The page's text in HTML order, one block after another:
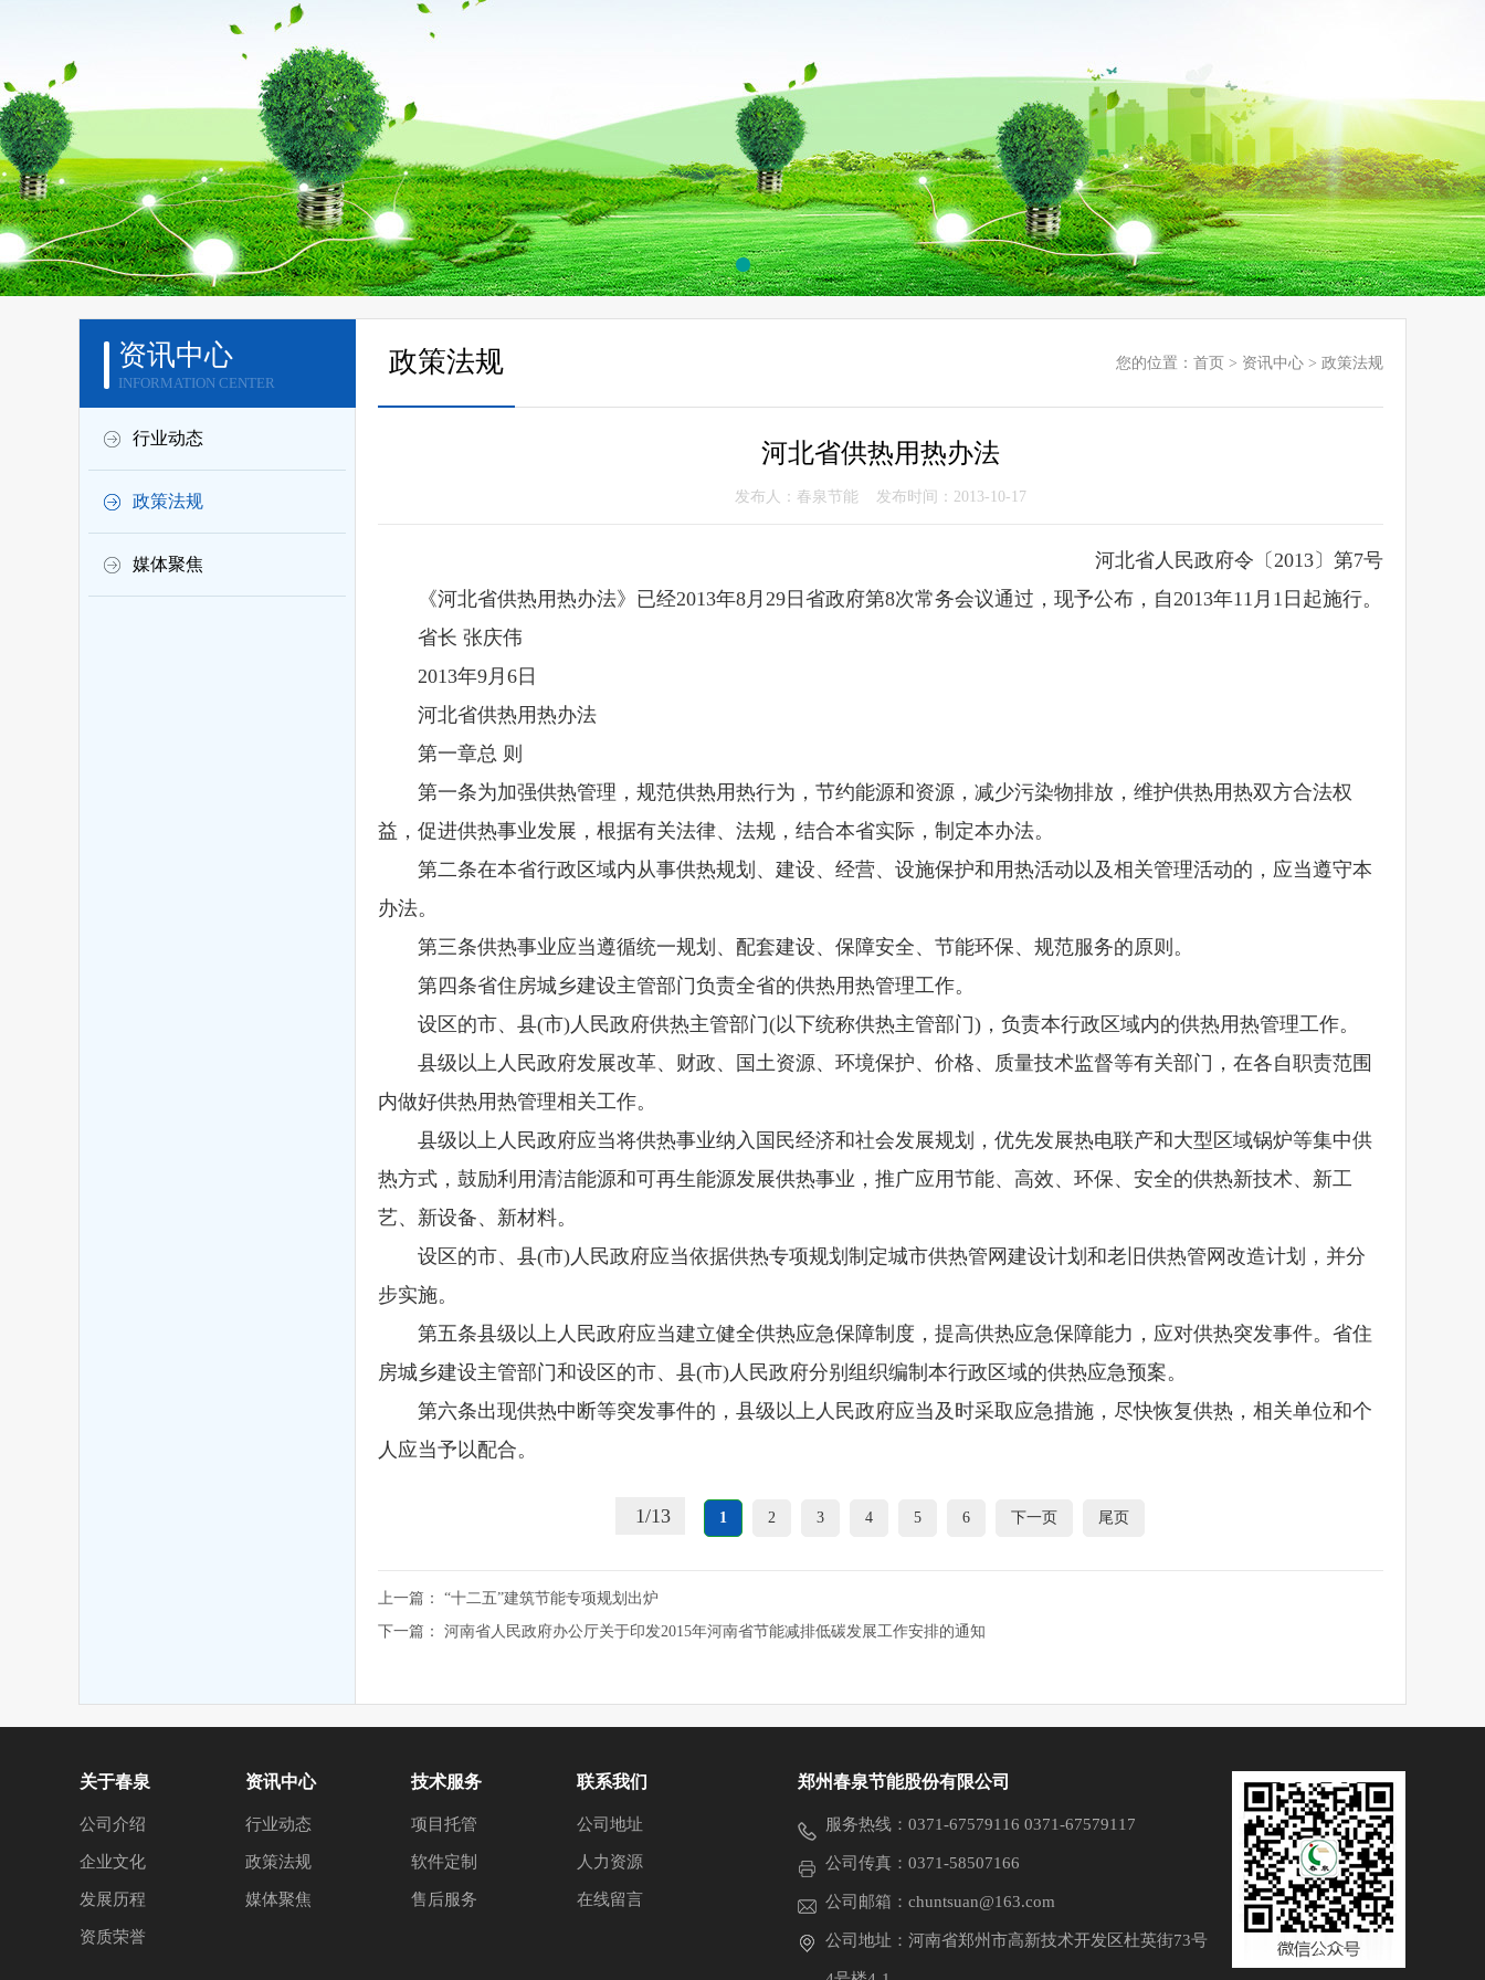
资讯中心
INFORMATION CENTER
行业动态
政策法规
媒体聚焦
您的位置： 首页 > 资讯中心 > 政策法规
政策法规
河北省供热用热办法
发布人：春泉节能 发布时间：2013-10-17
河北省人民政府令〔2013〕第7号
《河北省供热用热办法》已经2013年8月29日省政府第8次常务会议通过，现予公布，自2013年11月1日起施行。
省长 张庆伟
2013年9月6日
河北省供热用热办法
第一章总 则
第一条为加强供热管理，规范供热用热行为，节约能源和资源，减少污染物排放，维护供热用热双方合法权
益，促进供热事业发展，根据有关法律、法规，结合本省实际，制定本办法。
第二条在本省行政区域内从事供热规划、建设、经营、设施保护和用热活动以及相关管理活动的，应当遵守本
办法。
第三条供热事业应当遵循统一规划、配套建设、保障安全、节能环保、规范服务的原则。
第四条省住房城乡建设主管部门负责全省的供热用热管理工作。
设区的市、县(市)人民政府供热主管部门(以下统称供热主管部门)，负责本行政区域内的供热用热管理工作。
县级以上人民政府发展改革、财政、国土资源、环境保护、价格、质量技术监督等有关部门，在各自职责范围
内做好供热用热管理相关工作。
县级以上人民政府应当将供热事业纳入国民经济和社会发展规划，优先发展热电联产和大型区域锅炉等集中供
热方式，鼓励利用清洁能源和可再生能源发展供热事业，推广应用节能、高效、环保、安全的供热新技术、新工
艺、新设备、新材料。
设区的市、县(市)人民政府应当依据供热专项规划制定城市供热管网建设计划和老旧供热管网改造计划，并分
步实施。
第五条县级以上人民政府应当建立健全供热应急保障制度，提高供热应急保障能力，应对供热突发事件。省住
房城乡建设主管部门和设区的市、县(市)人民政府分别组织编制本行政区域的供热应急预案。
第六条出现供热中断等突发事件的，县级以上人民政府应当及时采取应急措施，尽快恢复供热，相关单位和个
人应当予以配合。
1/13 1 2 3 4 5 6 下一页 尾页
上一篇：
“十二五”建筑节能专项规划出炉
下一篇：
河南省人民政府办公厅关于印发2015年河南省节能减排低碳发展工作安排的通知
关于春泉
公司介绍
企业文化
发展历程
资质荣誉
资讯中心
行业动态
政策法规
媒体聚焦
技术服务
项目托管
软件定制
售后服务
联系我们
公司地址
人力资源
在线留言
郑州春泉节能股份有限公司
服务热线：0371-67579116 0371-67579117
公司传真：0371-58507166
公司邮箱：chuntsuan@163.com
公司地址：河南省郑州市高新技术开发区杜英街73号